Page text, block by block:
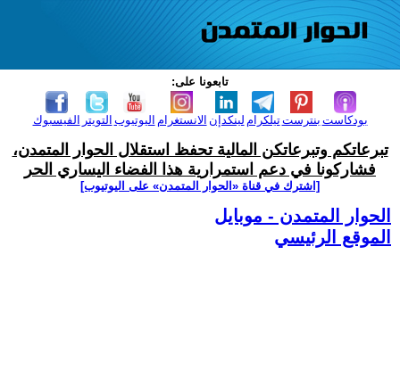
تابعونا على:
الفيسبوك التويتر اليوتيوب الانستغرام لينكدإن تيلكرامبنترست بودكاست
تبرعاتكم وتبرعاتكن المالية تحفظ استقلال الحوار المتمدن،
فشاركونا في دعم استمرارية هذا الفضاء اليساري الحر
[اشترك في قناة ‫«الحوار المتمدن» على اليوتيوب]
الحوار المتمدن - موبايل
الموقع الرئيسي